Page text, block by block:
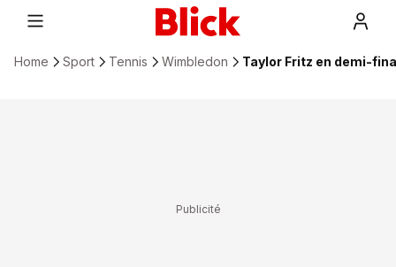
Home Sport Tennis Wimbledon Taylor Fritz en demi-